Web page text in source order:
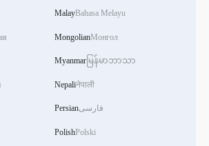
MalayBahasa Melayu
MongolianМонгол
Myanmar မြန်မာဘာသာ
Nepaliनेपाली
Persianفارسی
PolishPolski